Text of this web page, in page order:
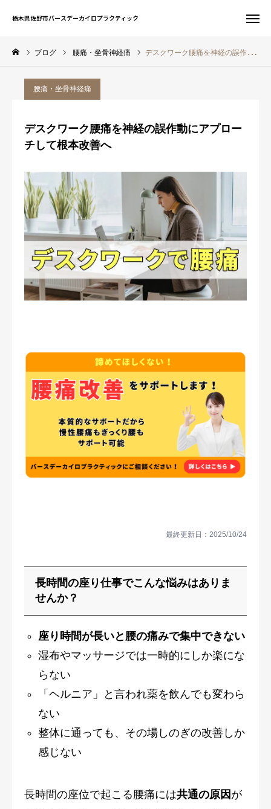
栃木県佐野市バースデーカイロプラクティック
ブログ 腰痛・坐骨神経痛 デスクワーク腰痛を神経の誤作動にアプローチして根本改善へ
腰痛・坐骨神経痛
デスクワーク腰痛を神経の誤作動にアプロー
チして根本改善へ
最終更新日：2025/10/24
長時間の座り仕事でこんな悩みはありま
せんか？
座り時間が長いと腰の痛みで集中できない
湿布やマッサージでは一時的にしか楽にな
らない
「ヘルニア」と言われ薬を飲んでも変わら
ない
整体に通っても、その場しのぎの改善しか
感じない
長時間の座位で起こる腰痛には共通の原因 が
栃木県佐野市バースデーカイロプラクティック
お問い合わせ
サイト一覧
ホーム
初めての方へ
当院について
症状別案内
症例・喜びの声